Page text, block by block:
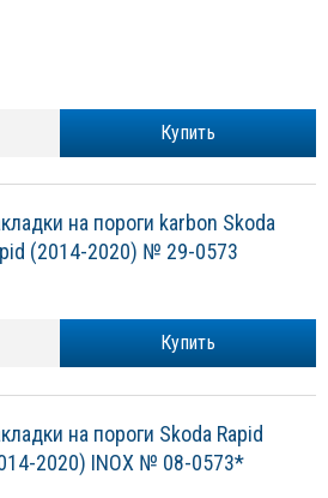
Купить
на пороги karbon Skoda
(2014-2020) № 29-0573
Купить
на пороги Skoda Rapid
2020) INOX № 08-0573*